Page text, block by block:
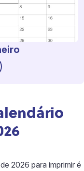
2026 para imprimir é